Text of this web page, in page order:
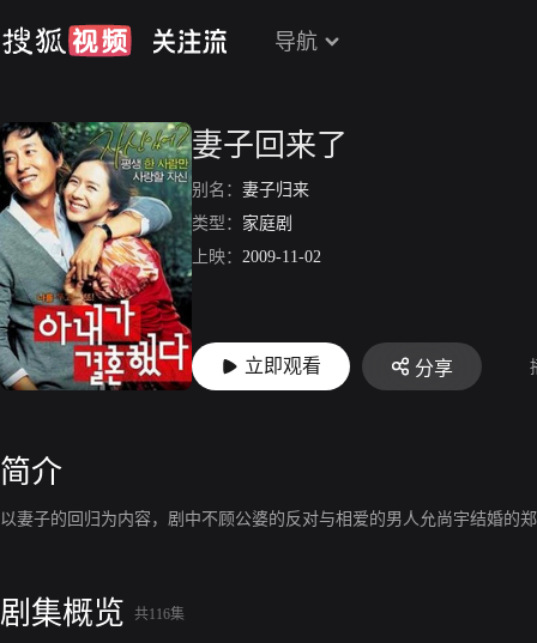
导航
妻子回来了
别名： 妻子归来
类型： 家庭剧
上映： 2009-11-02
立即观看 分享
简介
以妻子的回归为内容，剧中不顾公婆的反对与相爱的男人允尚宇结婚的
剧集概览 共116集